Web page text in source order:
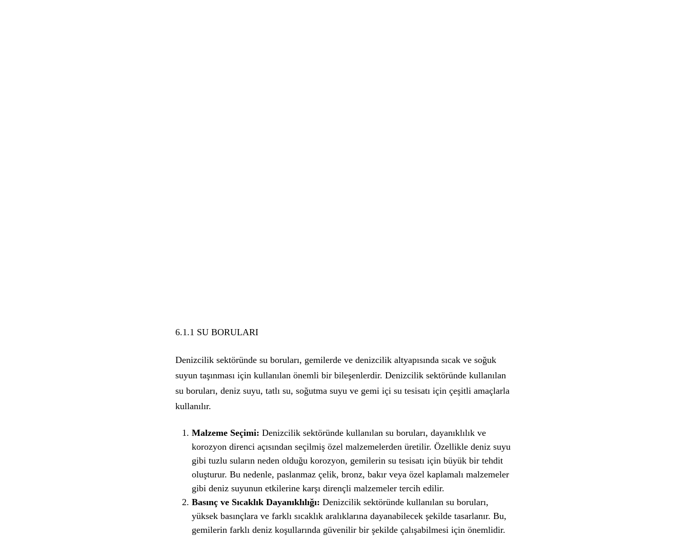
6.1.1 SU BORULARI
Denizcilik sektöründe su boruları, gemilerde ve denizcilik altyapısında sıcak ve soğuk
suyun taşınması için kullanılan önemli bir bileşenlerdir. Denizcilik sektöründe kullanılan
su boruları, deniz suyu, tatlı su, soğutma suyu ve gemi içi su tesisatı için çeşitli amaçlarla
kullanılır.
Malzeme Seçimi: Denizcilik sektöründe kullanılan su boruları, dayanıklılık ve
korozyon direnci açısından seçilmiş özel malzemelerden üretilir. Özellikle deniz suyu
gibi tuzlu suların neden olduğu korozyon, gemilerin su tesisatı için büyük bir tehdit
oluşturur. Bu nedenle, paslanmaz çelik, bronz, bakır veya özel kaplamalı malzemeler
gibi deniz suyunun etkilerine karşı dirençli malzemeler tercih edilir.
Basınç ve Sıcaklık Dayanıklılığı: Denizcilik sektöründe kullanılan su boruları,
yüksek basınçlara ve farklı sıcaklık aralıklarına dayanabilecek şekilde tasarlanır. Bu,
gemilerin farklı deniz koşullarında güvenilir bir şekilde çalışabilmesi için önemlidir.